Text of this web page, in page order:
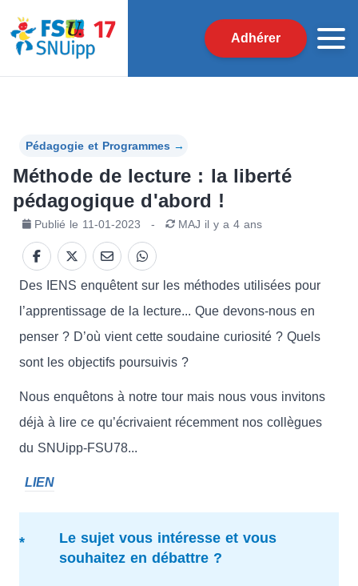
Adhérer
Pédagogie et Programmes →
Méthode de lecture : la liberté
pédagogique d'abord !
Publié le 11-01-2023 - MAJ il y a 4 ans
Des IENS enquêtent sur les méthodes utilisées pour
l’apprentissage de la lecture... Que devons-nous en
penser ? D’où vient cette soudaine curiosité ? Quels
sont les objectifs poursuivis ?
Nous enquêtons à notre tour mais nous vous invitons
déjà à lire ce qu’écrivaient récemment nos collègues
du SNUipp-FSU78...
LIEN
Le sujet vous intéresse et vous
souhaitez en débattre ?